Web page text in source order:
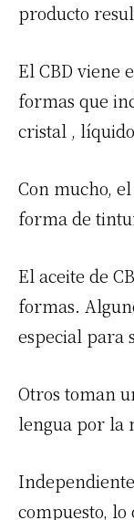
producto
El CBD viene
formas que
cristal ,
Con mucho,
forma de
El aceite de
formas.
especial para
Otros toman
lengua por la
compuesto, lo